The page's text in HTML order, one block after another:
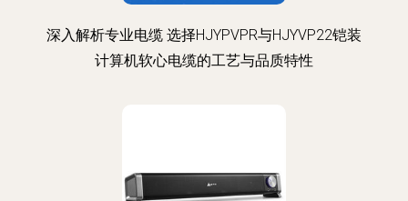
深入解析专业电缆 选择HJYPVPR与HJYVP22铠装
计算机软心电缆的工艺与品质特性